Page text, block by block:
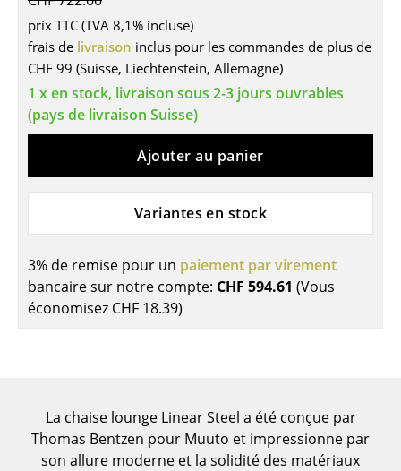
Tables
Tables de repas
Tables d’appoint
Tables basses
Bureaux & Secrétaires
Secrétaires & Tables PC
Tables de conférence et Pupitres
Tables hautes & Pupitres
Tables enfants
Pièces détachées
... voir toutes les tables
prix TTC (TVA 8,1% incluse)
frais de livraison inclus pour les commandes de plus de
CHF 99 (Suisse, Liechtenstein, Allemagne)
1 x en stock, livraison sous 2-3 jours ouvrables
(pays de livraison Suisse)
Ajouter au panier
Variantes en stock
3% de remise pour un paiement par virement
bancaire sur notre compte: CHF 594.61 (Vous
économisez CHF 18.39)
La chaise lounge Linear Steel a été conçue par
Thomas Bentzen pour Muuto et impressionne par
son allure moderne et la solidité des matériaux